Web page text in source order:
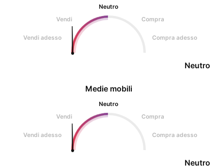
Neutro
Vendi
Compra
Vendi adesso Compra adesso
Neutro
Medie mobili
Neutro
Vendi
Compra
Vendi adesso Compra adesso
Neutro